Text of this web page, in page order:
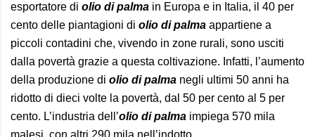
esportatore di olio di palma in Europa e in Italia, il 40 per
cento delle piantagioni di olio di palma appartiene a
piccoli contadini che, vivendo in zone rurali, sono usciti
dalla povertà grazie a questa coltivazione. Infatti, l’aumento
della produzione di olio di palma negli ultimi 50 anni ha
ridotto di dieci volte la povertà, dal 50 per cento al 5 per
cento. L’industria dell’olio di palma impiega 570 mila
malesi, con altri 290 mila nell’indotto.